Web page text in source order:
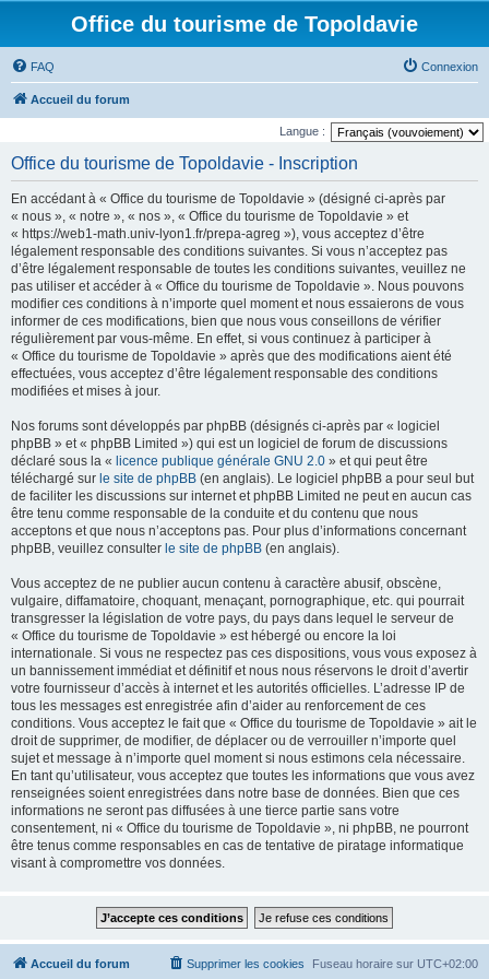
Office du tourisme de Topoldavie
FAQ Connexion
Accueil du forum
Langue :
Office du tourisme de Topoldavie - Inscription
En accédant à « Office du tourisme de Topoldavie » (désigné ci-après par
« nous », « notre », « nos », « Office du tourisme de Topoldavie » et
« https://web1-math.univ-lyon1.fr/prepa-agreg »), vous acceptez d’être
légalement responsable des conditions suivantes. Si vous n’acceptez pas
d’être légalement responsable de toutes les conditions suivantes, veuillez ne
pas utiliser et accéder à « Office du tourisme de Topoldavie ». Nous pouvons
modifier ces conditions à n’importe quel moment et nous essaierons de vous
informer de ces modifications, bien que nous vous conseillons de vérifier
régulièrement par vous-même. En effet, si vous continuez à participer à
« Office du tourisme de Topoldavie » après que des modifications aient été
effectuées, vous acceptez d’être légalement responsable des conditions
modifiées et mises à jour.
Nos forums sont développés par phpBB (désignés ci-après par « logiciel
phpBB » et « phpBB Limited ») qui est un logiciel de forum de discussions
déclaré sous la « licence publique générale GNU 2.0 » et qui peut être
téléchargé sur le site de phpBB (en anglais). Le logiciel phpBB a pour seul but
de faciliter les discussions sur internet et phpBB Limited ne peut en aucun cas
être tenu comme responsable de la conduite et du contenu que nous
acceptons et que nous n’acceptons pas. Pour plus d’informations concernant
phpBB, veuillez consulter le site de phpBB (en anglais).
Vous acceptez de ne publier aucun contenu à caractère abusif, obscène,
vulgaire, diffamatoire, choquant, menaçant, pornographique, etc. qui pourrait
transgresser la législation de votre pays, du pays dans lequel le serveur de
« Office du tourisme de Topoldavie » est hébergé ou encore la loi
internationale. Si vous ne respectez pas ces dispositions, vous vous exposez à
un bannissement immédiat et définitif et nous nous réservons le droit d’avertir
votre fournisseur d’accès à internet et les autorités officielles. L’adresse IP de
tous les messages est enregistrée afin d’aider au renforcement de ces
conditions. Vous acceptez le fait que « Office du tourisme de Topoldavie » ait le
droit de supprimer, de modifier, de déplacer ou de verrouiller n’importe quel
sujet et message à n’importe quel moment si nous estimons cela nécessaire.
En tant qu’utilisateur, vous acceptez que toutes les informations que vous avez
renseignées soient enregistrées dans notre base de données. Bien que ces
informations ne seront pas diffusées à une tierce partie sans votre
consentement, ni « Office du tourisme de Topoldavie », ni phpBB, ne pourront
être tenus comme responsables en cas de tentative de piratage informatique
visant à compromettre vos données.
Accueil du forum Fuseau horaire sur UTC+02:00
Supprimer les cookies